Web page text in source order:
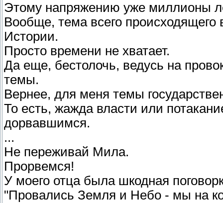
Этому напряжению уже миллионы
Вообще, тема всего
Истории.
Просто времени не хватает.
Да еще, бестолочь, ведусь на
темы.
Вернее, для меня темы
То есть, жажда власти или
дорвавшимся.
...
Не переживай Мила.
Прорвемся!
У моего отца была шкодная
"Провались Земля и Небо - мы на